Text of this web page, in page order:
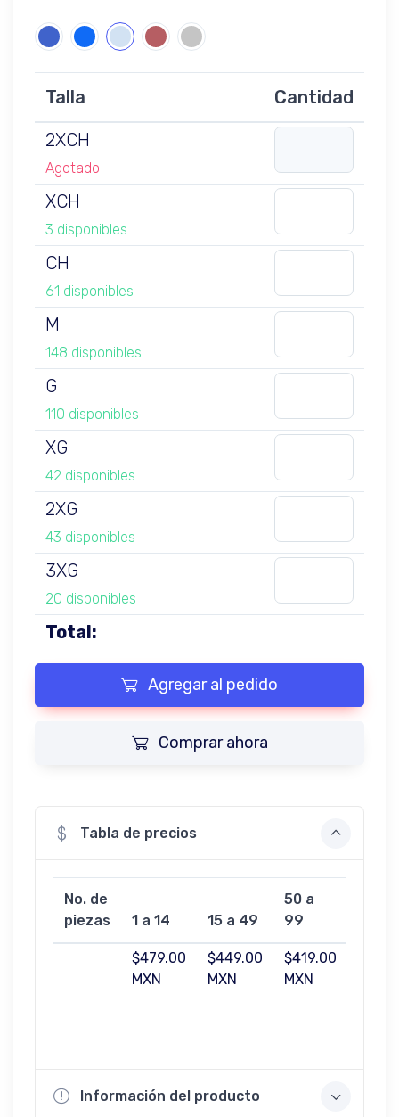
Talla
Cantidad
2XCH
Agotado
XCH
3 disponibles
CH
61 disponibles
M
148 disponibles
G
110 disponibles
XG
42 disponibles
2XG
43 disponibles
3XG
20 disponibles
Total:
Agregar al pedido
Comprar ahora
Tabla de precios
No. de
piezas
1 a 14 15 a 49
50 a
99
$479.00
MXN
$449.00
MXN
$419.00
MXN
Información del producto